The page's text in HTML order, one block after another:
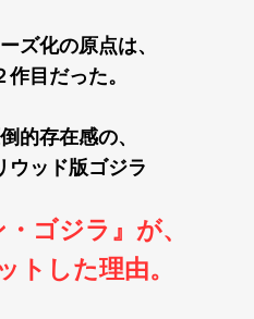
ズ化の原点は、
作目だった。
的存在感の、
ウッド版ゴジラ
・ゴジラ』が、
トした理由。